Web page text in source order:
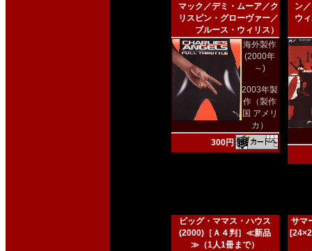
マック／デミ・ムーア／ク
リスピン・グローヴァー／
ブルース・ウィリス）
海外製作
(2000年
～)
2003年製
作（製作
国 アメリ
カ）
300円
ン
ウ
ビッグ・ママス・ハウス
(2000)［Ａ４判］≪新品
≫（1人1冊まで）
サマ